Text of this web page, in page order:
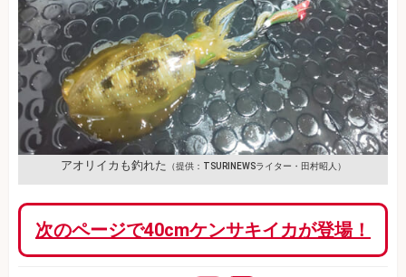
アオリイカも釣れた （提供：TSURINEWSライター・田村昭人）
次のページで40cmケンサキイカが登場！